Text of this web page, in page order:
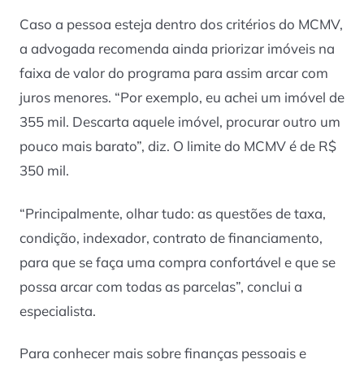
Caso a pessoa esteja dentro dos critérios do MCMV,
a advogada recomenda ainda priorizar imóveis na
faixa de valor do programa para assim arcar com
juros menores. “Por exemplo, eu achei um imóvel de
355 mil. Descarta aquele imóvel, procurar outro um
pouco mais barato”, diz. O limite do MCMV é de R$
350 mil.
“Principalmente, olhar tudo: as questões de taxa,
condição, indexador, contrato de financiamento,
para que se faça uma compra confortável e que se
possa arcar com todas as parcelas”, conclui a
especialista.
Para conhecer mais sobre finanças pessoais e